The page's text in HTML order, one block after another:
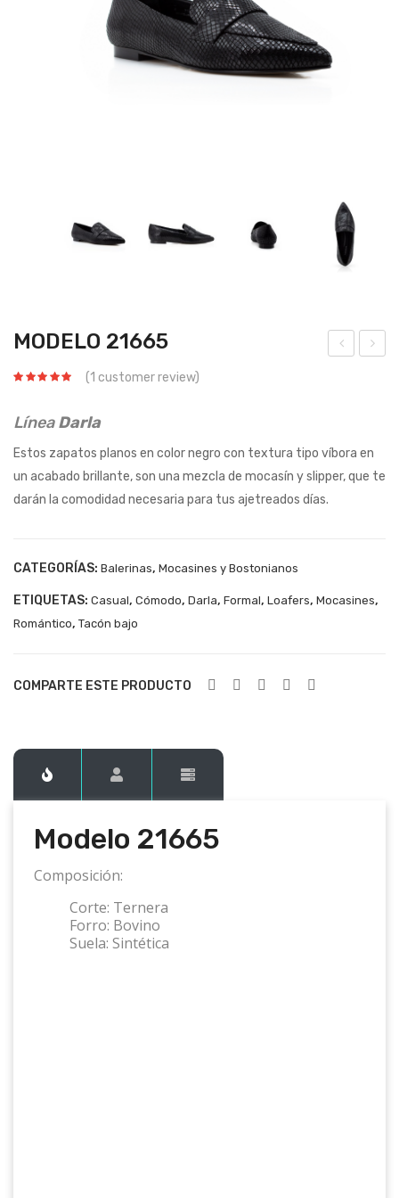
MODELO 21665
(1 customer review)
Línea Darla
Estos zapatos planos en color negro con textura tipo víbora en
un acabado brillante, son una mezcla de mocasín y slipper, que te
darán la comodidad necesaria para tus ajetreados días.
CATEGORÍAS: Balerinas, Mocasines y Bostonianos
ETIQUETAS: Casual, Cómodo, Darla, Formal, Loafers, Mocasines,
Romántico, Tacón bajo
COMPARTE ESTE PRODUCTO
Modelo 21665
Composición:
Corte: Ternera
Forro: Bovino
Suela: Sintética